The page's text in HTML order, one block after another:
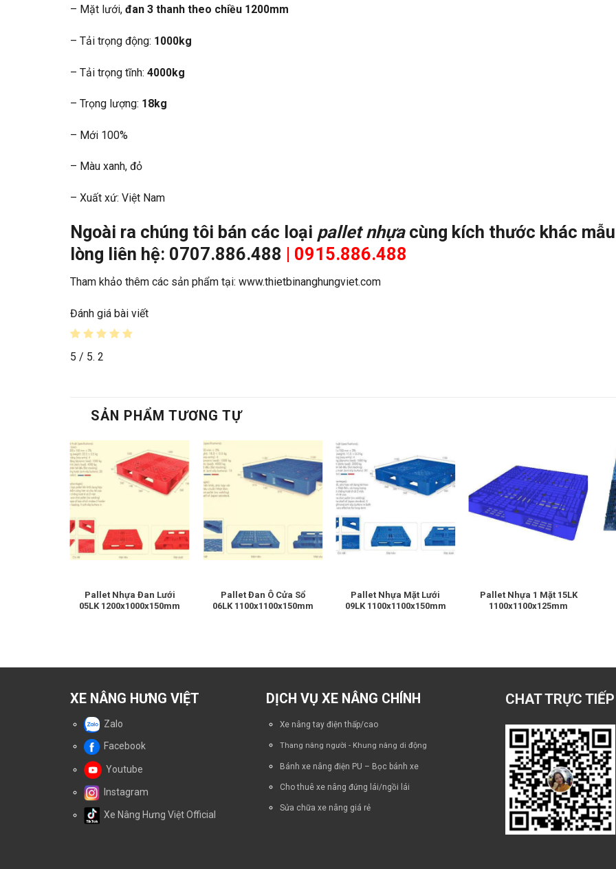
– Mặt lưới, đan 3 thanh theo chiều 1200mm
– Tải trọng động: 1000kg
– Tải trọng tĩnh: 4000kg
– Trọng lượng: 18kg
– Mới 100%
– Màu xanh, đỏ
– Xuất xứ: Việt Nam
Ngoài ra chúng tôi bán các loại pallet nhựacùng kích thước khác
lòng liên hệ: 0707.886.488 | 0915.886.488
Tham khảo thêm các sản phẩm tại: www.thietbinanghungviet.com
Đánh giá bài viết
5 / 5. 2
SẢN PHẨM TƯƠNG TỰ
Pallet Nhựa Đan Lưới
05LK 1200x1000x150mm
Pallet Đan Ô Cửa Sổ
06LK 1100x1100x150mm
Pallet Nhựa Mặt Lưới
09LK 1100x1100x150mm
Pallet Nhựa 1 Mặt 15LK
1100x1100x125mm
XE NÂNG HƯNG VIỆT
Zalo
Facebook
Youtube
Instagram
Xe Nâng Hưng Việt Official
DỊCH VỤ XE NÂNG CHÍNH
Xe nâng tay điện thấp/cao
Thang nâng người - Khung nâng di động
Bánh xe nâng điện PU – Bọc bánh xe
Cho thuê xe nâng đứng lái/ngồi lái
Sửa chữa xe nâng giá rẻ
CHAT TRỰC TIẾP